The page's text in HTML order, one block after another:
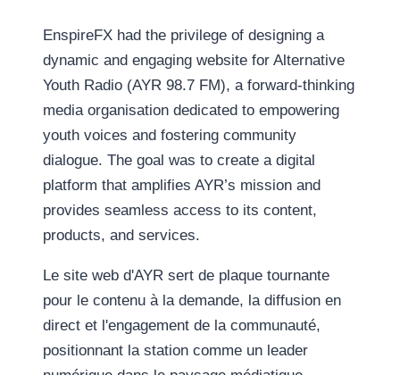
EnspireFX had the privilege of designing a
dynamic and engaging website for Alternative
Youth Radio (AYR 98.7 FM), a forward-thinking
media organisation dedicated to empowering
youth voices and fostering community
dialogue. The goal was to create a digital
platform that amplifies AYR’s mission and
provides seamless access to its content,
products, and services.
Le site web d'AYR sert de plaque tournante
pour le contenu à la demande, la diffusion en
direct et l'engagement de la communauté,
positionnant la station comme un leader